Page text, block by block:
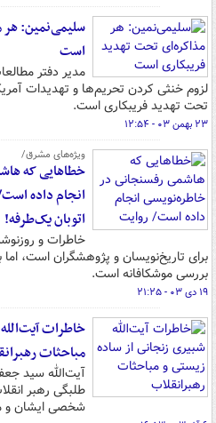
سلیمی‌نمین: هر
است
مدیر دفتر
لزوم خنثی کردن تحریم‌ها و تهدیدات
تحت تهدید فریبکاری است.
۲۳ بهمن ۰۳ - ۱۲:۵۴
ویژه‌های مشرق/
خطاهایی که
انجام داده
اتوبان یک‌طرفه!
خاطرات و
برای تاریخ‌نویسان و پژوهشگران است، اما
بررسی موشکافانه است.
۱۹ دی ۰۳ - ۲۱:۲۵
خاطرات
مباحثات
آیت‌الله سید
طلبگی رهبر
شخصی ایشان و